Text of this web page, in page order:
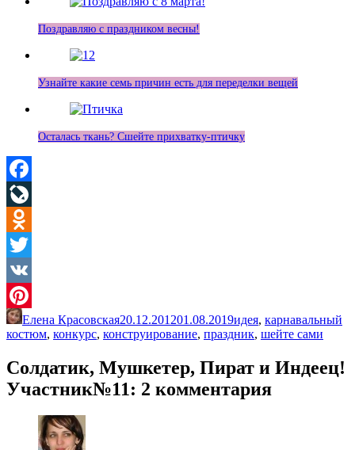
Поздравляю с праздником весны!
Узнайте какие семь причин есть для переделки вещей
Осталась ткань? Сшейте прихватку-птичку
Facebook
LiveJournal
Odnoklassniki
Twitter
VK
Pinterest
Елена Красовская20.12.201201.08.2019идея, карнавальный
костюм, конкурс, конструирование, праздник, шейте сами
Солдатик, Мушкетер, Пират и Индеец!
Участник№11: 2 комментария